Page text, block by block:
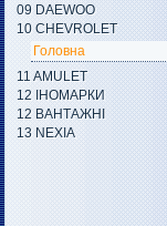
09 DAEWOO
10 CHEVROLET
Головна
11 AMULET
12 ІНОМАРКИ
12 ВАНТАЖНІ
13 NEXIA